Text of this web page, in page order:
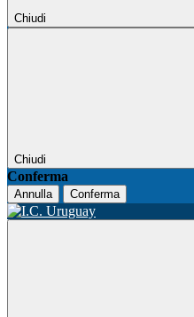
Chiudi
Chiudi
Conferma
Annulla Conferma